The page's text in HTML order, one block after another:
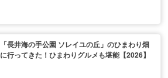
「長井海の手公園 ソレイユの丘」のひまわり畑
に行ってきた！ひまわりグルメも堪能【2026】